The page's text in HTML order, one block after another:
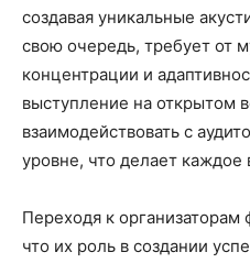
создавая уникальные
свою очередь, требует от
концентрации и
выступление на открытом
взаимодействовать с
уровне, что делает
Переходя к организаторам
что их роль в создании